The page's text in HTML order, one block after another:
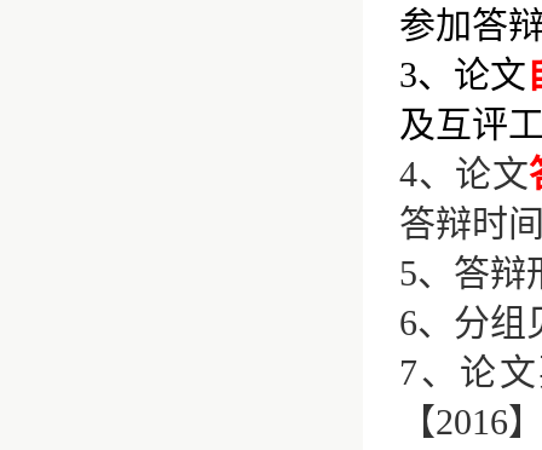
参加答
3、论文
及互评
4、论文
答辩时
5、答辩
6、分组
7、论
【2016